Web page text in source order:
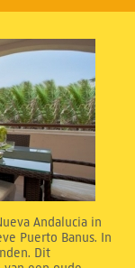
Andalucia in
Puerto Banus. In
Dit